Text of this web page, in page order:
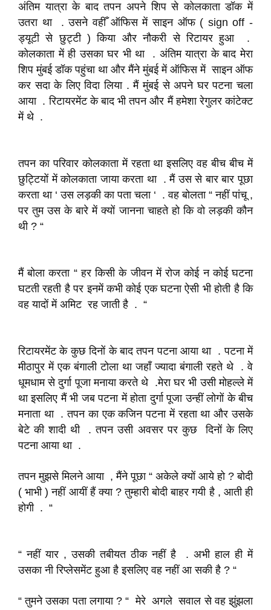
अंतिम यात्रा के बाद तपन अपने शिप से कोलकाता डॉक में
उतरा था . उसने वहीँ ऑफिस में साइन ऑफ ( sign off -
ड्यूटी से छुट्टी ) किया और नौकरी से रिटायर हुआ .
कोलकाता में ही उसका घर भी था . अंतिम यात्रा के बाद मेरा
शिप मुंबई डॉक पहुंचा था और मैंने मुंबई में ऑफिस में साइन ऑफ
कर सदा के लिए विदा लिया . मैं मुंबई से अपने घर पटना चला
आया . रिटायरमेंट के बाद भी तपन और मैं हमेशा रेगुलर कांटेक्ट
में थे .
तपन का परिवार कोलकाता में रहता था इसलिए वह बीच बीच में
छुट्टियों में कोलकाता जाया करता था . मैं उस से बार बार पूछा
करता था ‘ उस लड़की का पता चला ‘ . वह बोलता “ नहीं पांचू ,
पर तुम उस के बारे में क्यों जानना चाहते हो कि वो लड़की कौन
थी ? “
मैं बोला करता “ हर किसी के जीवन में रोज कोई न कोई घटना
घटती रहती है पर इनमें कभी कोई एक घटना ऐसी भी होती है कि
वह यादों में अमिट रह जाती है . “
रिटायरमेंट के कुछ दिनों के बाद तपन पटना आया था . पटना में
मीठापुर में एक बंगाली टोला था जहाँ ज्यादा बंगाली रहते थे . वे
धूमधाम से दुर्गा पूजा मनाया करते थे .मेरा घर भी उसी मोहल्ले में
था इसलिए मैं भी जब पटना में होता दुर्गा पूजा उन्हीं लोगों के बीच
मनाता था . तपन का एक कजिन पटना में रहता था और उसके
बेटे की शादी थी . तपन उसी अवसर पर कुछ दिनों के लिए
पटना आया था .
तपन मुझसे मिलने आया , मैंने पूछा “ अकेले क्यों आये हो ? बोदी
( भाभी ) नहीं आयीं हैं क्या ? तुम्हारी बोदी बाहर गयी है , आती ही
होगी . “
“ नहीं यार , उसकी तबीयत ठीक नहीं है . अभी हाल ही में
उसका नी रिप्लेसमेंट हुआ है इसलिए वह नहीं आ सकी है ? “
“ तुमने उसका पता लगाया ? “ मेरे अगले सवाल से वह झुंझला